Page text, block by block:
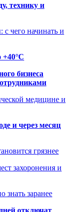
технику и
чего начинать и
бизнеса
медицине и
и через месяц
грязнее
захоронения и
знать заранее
отключат